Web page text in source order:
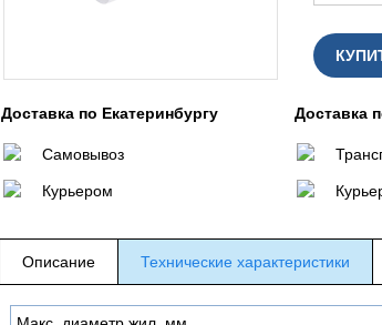
Доставка по Екатеринбургу
Самовывоз
Курьером
Доставка
Описание Технические характеристики